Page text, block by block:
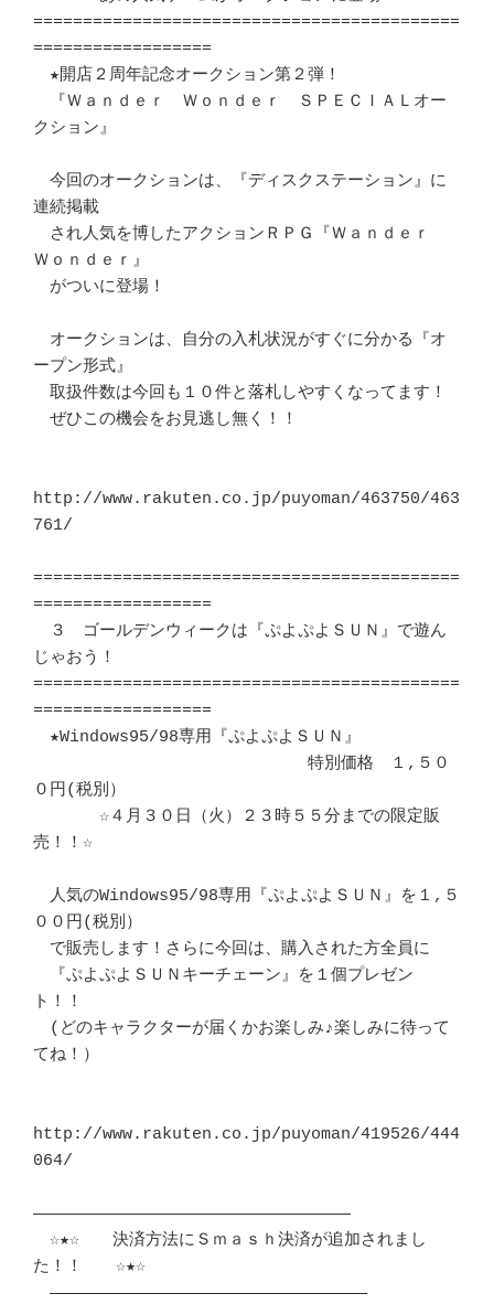
===========================================
==================
★開店２周年記念オークション第２弾！
『Ｗａｎｄｅｒ　Ｗｏｎｄｅｒ　ＳＰＥＣＩＡＬオー
クション』
今回のオークションは、『ディスクステーション』に
連続掲載
され人気を博したアクションＲＰＧ『Ｗａｎｄｅｒ
Ｗｏｎｄｅｒ』
がついに登場！
オークションは、自分の入札状況がすぐに分かる『オ
ープン形式』
取扱件数は今回も１０件と落札しやすくなってます！
ぜひこの機会をお見逃し無く！！
http://www.rakuten.co.jp/puyoman/463750/463
761/
===========================================
==================
３　ゴールデンウィークは『ぷよぷよＳＵＮ』で遊ん
じゃおう！
===========================================
==================
★Windows95/98専用『ぷよぷよＳＵＮ』
特別価格　１,５０
０円(税別）
☆４月３０日（火）２３時５５分までの限定販
売！！☆
人気のWindows95/98専用『ぷよぷよＳＵＮ』を１,５
００円(税別）
で販売します！さらに今回は、購入された方全員に
『ぷよぷよＳＵＮキーチェーン』を１個プレゼン
ト！！
(どのキャラクターが届くかお楽しみ♪楽しみに待って
てね！）
http://www.rakuten.co.jp/puyoman/419526/444
064/
――――――――――――――――――――――――――――――――
☆★☆　　決済方法にＳｍａｓｈ決済が追加されまし
た！！　　☆★☆
――――――――――――――――――――――――――――――――